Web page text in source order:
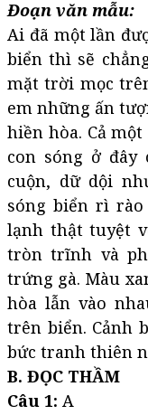
Đoạn văn mẫu:
Ai đã một lần
biển thì sẽ
mặt trời mọc
em những ấn
hiền hòa. Cả
con sóng ở đây
cuộn, dữ dội
sóng biển rì
lạnh thật tuyệt
tròn trĩnh và
trứng gà. Màu
hòa lẫn vào
trên biển. Cảnh
bức tranh thiên
B. ĐỌC THẦM
Câu 1: A